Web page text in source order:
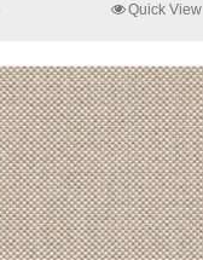
Quick View